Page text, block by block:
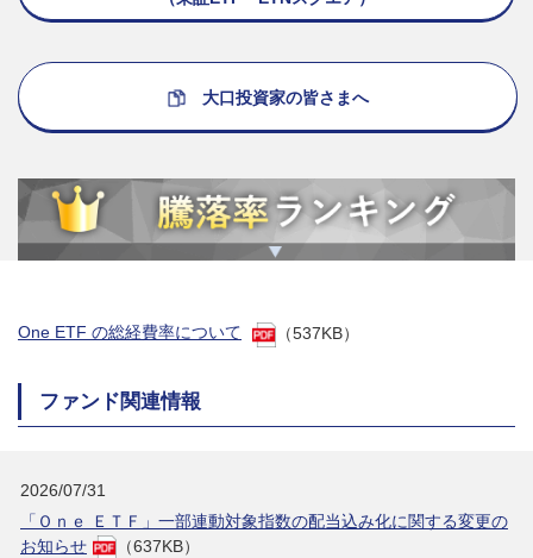
大口投資家の皆さまへ
One ETF の総経費率について （537KB）
ファンド関連情報
2026/07/31
「Ｏｎｅ ＥＴＦ」一部連動対象指数の配当込み化に関する変更の
お知らせ
（637KB）